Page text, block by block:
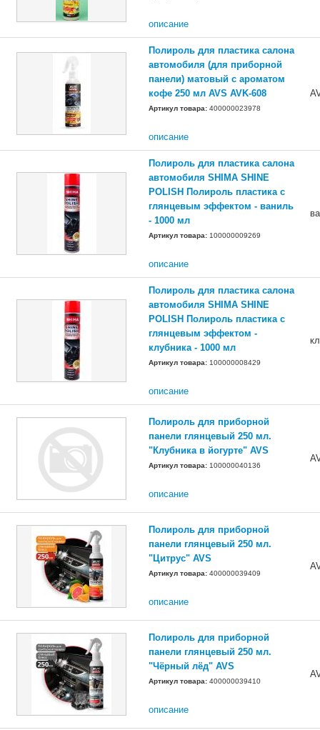
описание
Полироль для пластика салона
автомобиля (для приборной
панели) матовый с ароматом
кофе 250 мл AVS AVK-608
Артикул товара: 400000023978
описание
Полироль для пластика салона
автомобиля SHIMA SHINE
POLISH Полироль пластика с
глянцевым эффектом - ваниль
- 1000 мл
Артикул товара: 100000009269
описание
Полироль для пластика салона
автомобиля SHIMA SHINE
POLISH Полироль пластика с
глянцевым эффектом -
клубника - 1000 мл
Артикул товара: 100000008429
описание
Полироль для приборной
панели глянцевый 250 мл.
"Клубника в йогурте" AVS
Артикул товара: 100000040136
описание
Полироль для приборной
панели глянцевый 250 мл.
"Цитрус" AVS
Артикул товара: 400000039409
описание
Полироль для приборной
панели глянцевый 250 мл.
"Чёрный лёд" AVS
Артикул товара: 400000039410
описание